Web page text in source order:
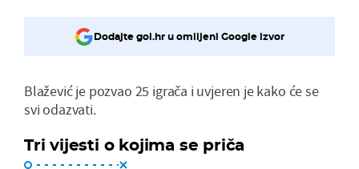
Dodajte gol.hr u omiljeni Google izvor
Blažević je pozvao 25 igrača i uvjeren je kako će se
svi odazvati.
Tri vijesti o kojima se priča